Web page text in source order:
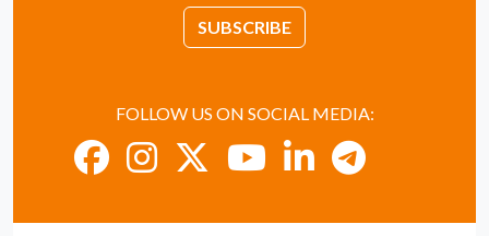
SUBSCRIBE
FOLLOW US ON SOCIAL MEDIA: